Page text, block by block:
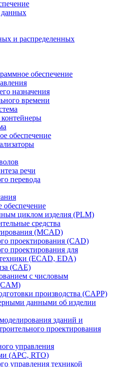
данных
и распределенных
обеспечение
назначения
времени
обеспечение
речи
перевода
циклом изделия (PLM)
средства
(MCAD)
проектирования (CAD)
проектирования для
(ECAD, EDA)
(CAE)
с числовым
производства (CAPP)
данными об изделии
зданий и
проектирования
управления
(APC, RTO)
управления техникой